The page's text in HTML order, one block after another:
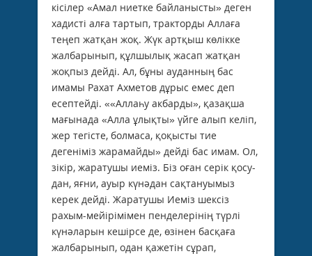
кісілер «Амал ниетке байланысты» деген
хадисті алға тартып, тракторды Аллаға
теңеп жатқан жоқ. Жүк артқыш көлікке
жалбарынып, құлшылық жасап жатқан
жоқпыз дейді. Ал, бұны ауданның бас
имамы Рахат Ахметов дұрыс емес деп
есептейді. ««Аллаһу акбарды», қазақша
мағынада «Алла ұлықты» үйге алып келіп,
жер тегісте, болмаса, қоқысты тие
дегеніміз жарамайды» дейді бас имам. Ол,
зікір, жаратушы иеміз. Біз оған серік қосу­
дан, яғни, ауыр күнә­дан сақтануы­мыз
керек дейді. Жаратушы Иеміз шексіз
рахым-мейірімімен пенделерінің түрлі
күнәларын кешірсе де, өзінен басқаға
жалбарынып, одан қажетін сұрап,